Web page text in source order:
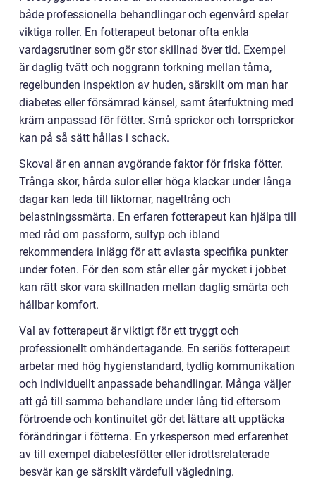
både professionella behandlingar och egenvård spelar
viktiga roller. En fotterapeut betonar ofta enkla
vardagsrutiner som gör stor skillnad över tid. Exempel
är daglig tvätt och noggrann torkning mellan tårna,
regelbunden inspektion av huden, särskilt om man har
diabetes eller försämrad känsel, samt återfuktning med
kräm anpassad för fötter. Små sprickor och torrsprickor
kan på så sätt hållas i schack.
Skoval är en annan avgörande faktor för friska fötter.
Trånga skor, hårda sulor eller höga klackar under långa
dagar kan leda till liktornar, nageltrång och
belastningssmärta. En erfaren fotterapeut kan hjälpa till
med råd om passform, sultyp och ibland
rekommendera inlägg för att avlasta specifika punkter
under foten. För den som står eller går mycket i jobbet
kan rätt skor vara skillnaden mellan daglig smärta och
hållbar komfort.
Val av fotterapeut är viktigt för ett tryggt och
professionellt omhändertagande. En seriös fotterapeut
arbetar med hög hygienstandard, tydlig kommunikation
och individuellt anpassade behandlingar. Många väljer
att gå till samma behandlare under lång tid eftersom
förtroende och kontinuitet gör det lättare att upptäcka
förändringar i fötterna. En yrkesperson med erfarenhet
av till exempel diabetesfötter eller idrottsrelaterade
besvär kan ge särskilt värdefull vägledning.